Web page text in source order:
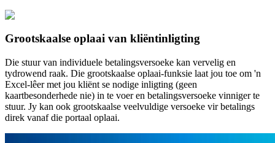
Grootskaalse oplaai van kliëntinligting
Die stuur van individuele betalingsversoeke kan vervelig en
tydrowend raak. Die grootskaalse oplaai-funksie laat jou toe om 'n
Excel-lêer met jou kliënt se nodige inligting (geen
kaartbesonderhede nie) in te voer en betalingsversoeke vinniger te
stuur. Jy kan ook grootskaalse veelvuldige versoeke vir betalings
direk vanaf die portaal oplaai.